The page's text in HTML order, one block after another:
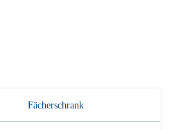
Fächerschrank